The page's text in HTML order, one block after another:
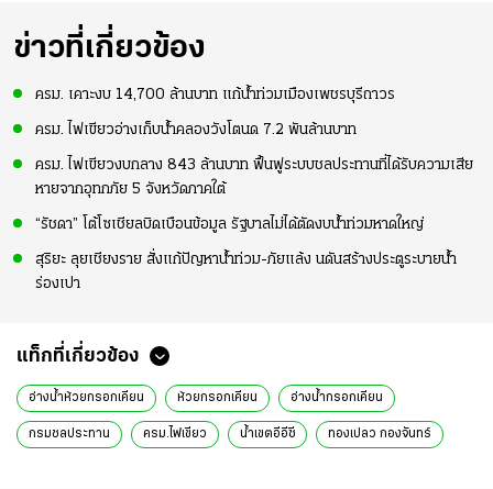
ข่าวที่เกี่ยวข้อง
ครม. เคาะงบ 14,700 ล้านบาท แก้น้ำท่วมเมืองเพชรบุรีถาวร
ครม. ไฟเขียวอ่างเก็บน้ำคลองวังโตนด 7.2 พันล้านบาท
ครม. ไฟเขียวงบกลาง 843 ล้านบาท ฟื้นฟูระบบชลประทานที่ได้รับความเสีย
หายจากอุทกภัย 5 จังหวัดภาคใต้
“รัชดา” โต้โซเชียลบิดเบือนข้อมูล รัฐบาลไม่ได้ตัดงบน้ำท่วมหาดใหญ่
สุริยะ ลุยเชียงราย สั่งแก้ปัญหาน้ำท่วม-ภัยแล้ง นดันสร้างประตูระบายน้ำ
ร่องเปา
แท็กที่เกี่ยวข้อง
อ่างน้ำห้วยกรอกเคียน ห้วยกรอกเคียน อ่างน้ำกรอกเคียน
กรมชลประทาน ครม.ไฟเขียว น้ำเขตอีอีซี ทองเปลว กองจันทร์